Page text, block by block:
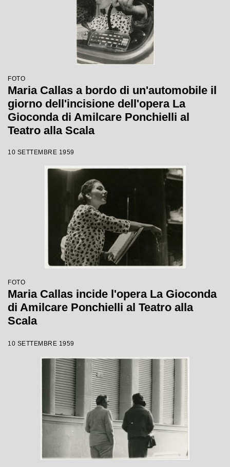
FOTO
Maria Callas a bordo di un'automobile il
giorno dell'incisione dell'opera La
Gioconda di Amilcare Ponchielli al
Teatro alla Scala
10 SETTEMBRE 1959
FOTO
Maria Callas incide l'opera La Gioconda
di Amilcare Ponchielli al Teatro alla
Scala
10 SETTEMBRE 1959